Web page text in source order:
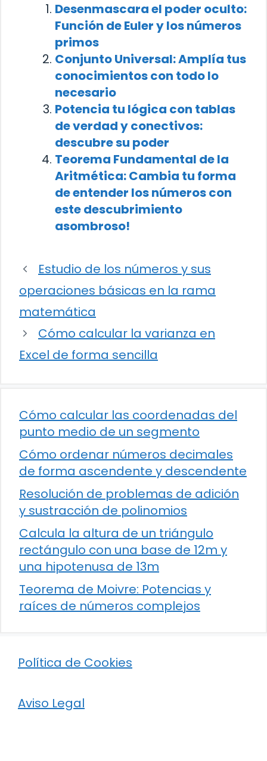
Desenmascara el poder oculto:
Función de Euler y los números
primos
Conjunto Universal: Amplía tus
conocimientos con todo lo
necesario
Potencia tu lógica con tablas
de verdad y conectivos:
descubre su poder
Teorema Fundamental de la
Aritmética: Cambia tu forma
de entender los números con
este descubrimiento
asombroso!
Estudio de los números y sus
operaciones básicas en la rama
matemática
Cómo calcular la varianza en
Excel de forma sencilla
Cómo calcular las coordenadas del
punto medio de un segmento
Cómo ordenar números decimales
de forma ascendente y descendente
Resolución de problemas de adición
y sustracción de polinomios
Calcula la altura de un triángulo
rectángulo con una base de 12m y
una hipotenusa de 13m
Teorema de Moivre: Potencias y
raíces de números complejos
Política de Cookies
Aviso Legal